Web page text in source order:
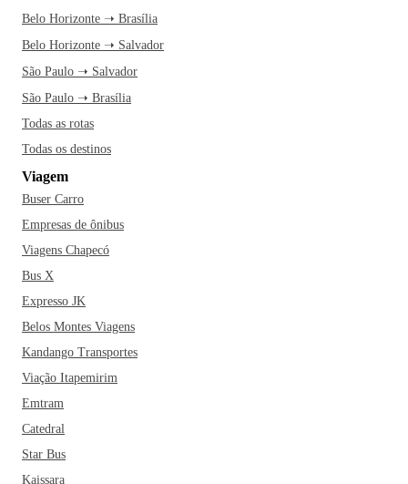
Belo Horizonte ➝ Brasília
Belo Horizonte ➝ Salvador
São Paulo ➝ Salvador
São Paulo ➝ Brasília
Todas as rotas
Todas os destinos
Viagem
Buser Carro
Empresas de ônibus
Viagens Chapecó
Bus X
Expresso JK
Belos Montes Viagens
Kandango Transportes
Viação Itapemirim
Emtram
Catedral
Star Bus
Kaissara